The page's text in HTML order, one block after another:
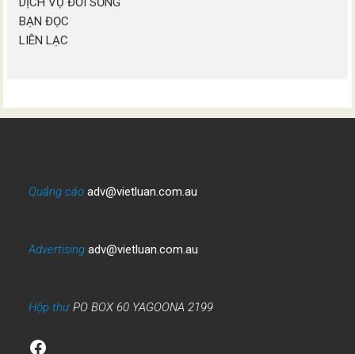
BẠN ĐỌC
LIÊN LẠC
Quảng cáo adv@vietluan.com.au
Advertising adv@vietluan.com.au
Hộp thưPO BOX 60 YAGOONA 2199
Facebook